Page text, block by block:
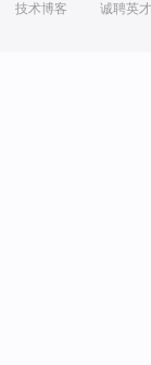
技术博客 诚聘英才